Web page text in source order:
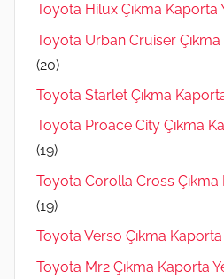
Toyota Hilux Çıkma Kaporta
Toyota Urban Cruiser
(20)
Toyota Starlet Çıkma
Toyota Proace City Çıkma
(19)
Toyota Corolla Cross
(19)
Toyota Verso Çıkma
Toyota Mr2 Çıkma Kaporta